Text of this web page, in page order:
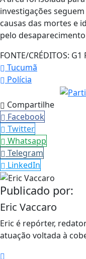
investigações
causas das mortes e
pelo
FONTE/CRÉDITOS: G1
Tucumã
Polícia
Compartilhe
Facebook
Twitter
Whatsapp
Telegram
LinkedIn
Publicado por:
Eric Vaccaro
Eric é repórter,
atuação voltada à